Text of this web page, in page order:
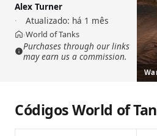
Alex Turner
Atualizado: há 1 mês
Início
›World of Tanks
Purchases through our links
may earn us a commission.
Códigos World of